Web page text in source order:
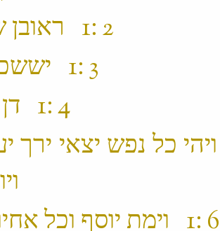
5 ׃1 ויהי כל נפש יצאי